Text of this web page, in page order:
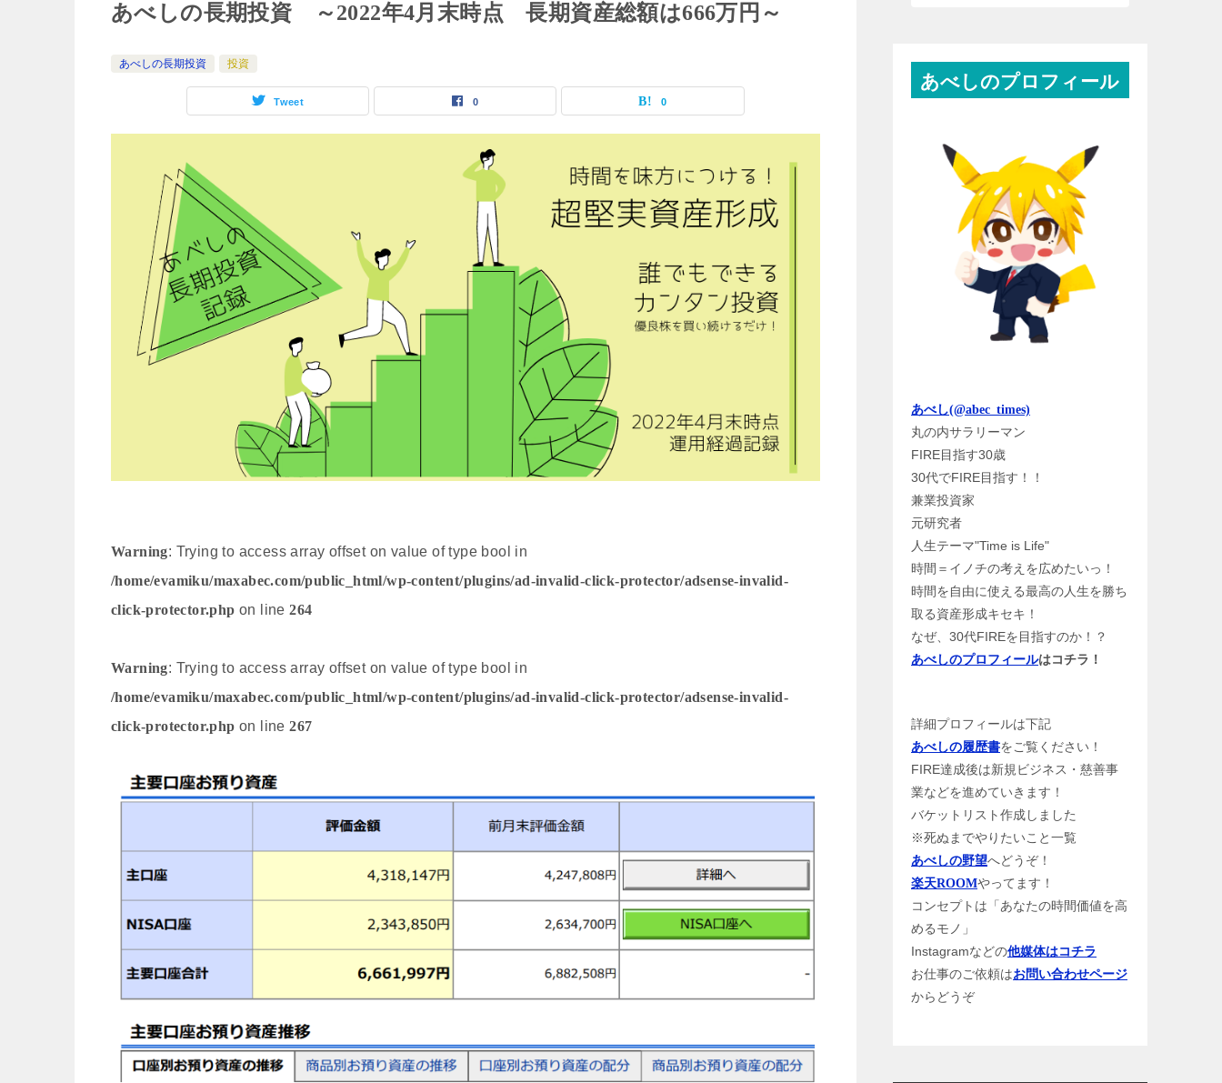
あべしの長期投資 ～2022年4月末時点 長期資産総額は666万円～
あべしの長期投資 投資
Tweet 0 0
Warning: Trying to access array offset on value of type bool in
/home/evamiku/maxabec.com/public_html/wp-content/plugins/ad-invalid-click-protector/adsense-invalid-
click-protector.php on line264
Warning: Trying to access array offset on value of type bool in
/home/evamiku/maxabec.com/public_html/wp-content/plugins/ad-invalid-click-protector/adsense-invalid-
click-protector.php on line267
あべしのプロフィール
あべし(@abec_times)
丸の内サラリーマン
FIRE目指す30歳
30代でFIRE目指す！！
兼業投資家
元研究者
人生テーマ"Time is Life"
時間＝イノチの考えを広めたいっ！
時間を自由に使える最高の人生を勝ち
取る資産形成キセキ！
なぜ、30代FIREを目指すのか！？
あべしのプロフィールはコチラ！
詳細プロフィールは下記
あべしの履歴書をご覧ください！
FIRE達成後は新規ビジネス・慈善事
業などを進めていきます！
バケットリスト作成しました
※死ぬまでやりたいこと一覧
あべしの野望へどうぞ！
楽天ROOMやってます！
コンセプトは「あなたの時間価値を高
めるモノ」
Instagramなどの他媒体はコチラ
お仕事のご依頼はお問い合わせページ
からどうぞ